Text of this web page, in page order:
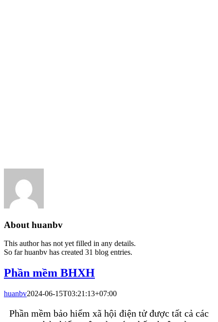
About huanbv
This author has not yet filled in any details.
So far huanbv has created 31 blog entries.
Phần mềm BHXH
huanbv2024-06-15T03:21:13+07:00
Phần mềm bảo hiểm xã hội điện tử được tất cả các